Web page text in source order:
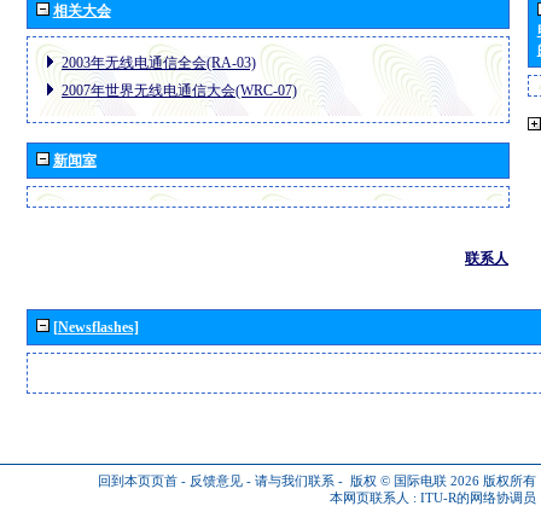
相关大会
2003年无线电通信全会(RA-03)
2007年世界无线电通信大会(WRC-07)
新闻室
联系人
[Newsflashes]
回到本页页首 - 反馈意见 - 请与我们联系 - 版权 © 国际电联 2026 版权所有
本网页联系人 : ITU-R的网络协调员